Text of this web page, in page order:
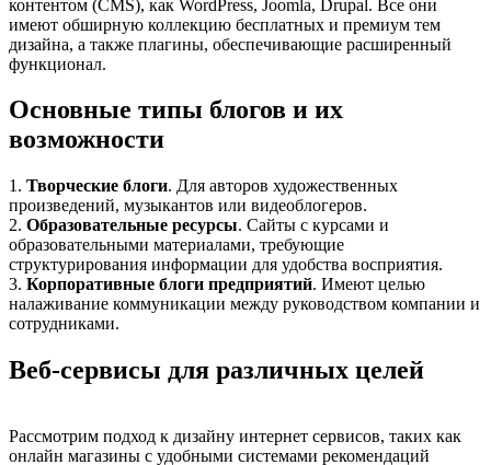
контентом (CMS), как WordPress, Joomla, Drupal. Все они
имеют обширную коллекцию бесплатных и премиум тем
дизайна, а также плагины, обеспечивающие расширенный
функционал.
Основные типы блогов и их
возможности
1. Творческие блоги. Для авторов художественных
произведений, музыкантов или видеоблогеров.
2. Образовательные ресурсы. Сайты с курсами и
образовательными материалами, требующие
структурирования информации для удобства восприятия.
3. Корпоративные блоги предприятий. Имеют целью
налаживание коммуникации между руководством компании и
сотрудниками.
Веб-сервисы для различных целей
Рассмотрим подход к дизайну интернет сервисов, таких как
онлайн магазины с удобными системами рекомендаций